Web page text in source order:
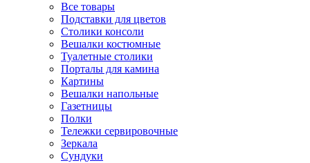
Все товары
Подставки для цветов
Столики консоли
Вешалки костюмные
Туалетные столики
Порталы для камина
Картины
Вешалки напольные
Газетницы
Полки
Тележки сервировочные
Зеркала
Сундуки